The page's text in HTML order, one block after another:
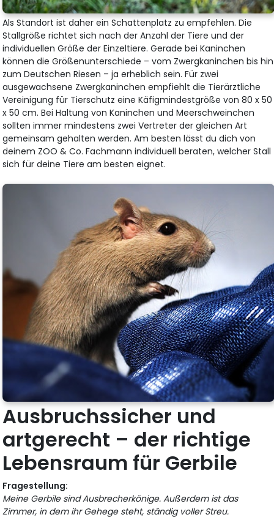
Als Standort ist daher ein Schattenplatz zu empfehlen. Die
Stallgröße richtet sich nach der Anzahl der Tiere und der
individuellen Größe der Einzeltiere. Gerade bei Kaninchen
können die Größenunterschiede – vom Zwergkaninchen bis hin
zum Deutschen Riesen – ja erheblich sein. Für zwei
ausgewachsene Zwergkaninchen empfiehlt die Tierärztliche
Vereinigung für Tierschutz eine Käfigmindestgröße von 80 x 50
x 50 cm. Bei Haltung von Kaninchen und Meerschweinchen
sollten immer mindestens zwei Vertreter der gleichen Art
gemeinsam gehalten werden. Am besten lässt du dich von
deinem ZOO & Co. Fachmann individuell beraten, welcher Stall
sich für deine Tiere am besten eignet.
Ausbruchssicher und
artgerecht – der richtige
Lebensraum für Gerbile
Fragestellung:
Meine Gerbile sind Ausbrecherkönige. Außerdem ist das
Zimmer, in dem ihr Gehege steht, ständig voller Streu.